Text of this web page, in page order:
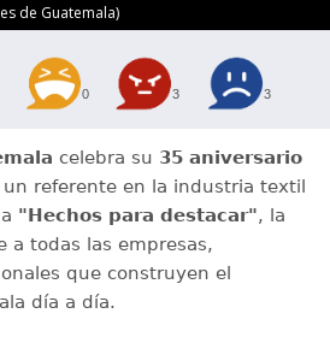
de Guatemala)
0 3 3
celebra su 35 aniversario
referente en la industria textil
"Hechos para destacar", la
a todas las empresas,
que construyen el
día a día.